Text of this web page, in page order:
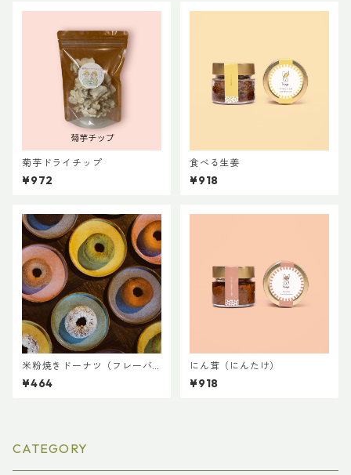
菊芋ドライチップ
¥972
食べる生姜
¥918
米粉焼きドーナツ（フレーバ
ー）
¥464
にん茸（にんたけ）
¥918
CATEGORY